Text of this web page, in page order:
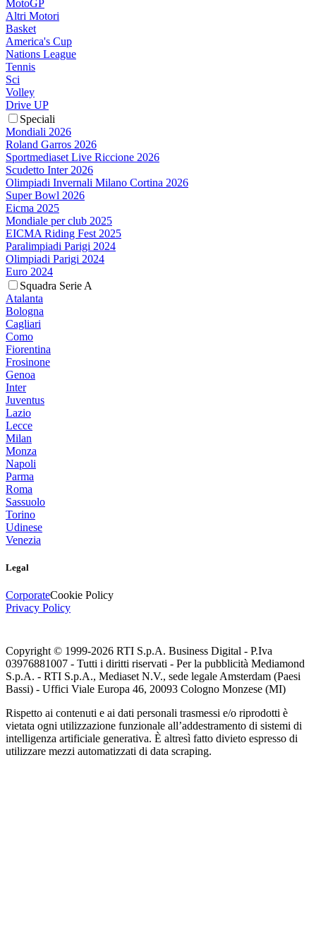
MotoGP
Altri Motori
Basket
America's Cup
Nations League
Tennis
Sci
Volley
Drive UP
Speciali
Mondiali 2026
Roland Garros 2026
Sportmediaset Live Riccione 2026
Scudetto Inter 2026
Olimpiadi Invernali Milano Cortina 2026
Super Bowl 2026
Eicma 2025
Mondiale per club 2025
EICMA Riding Fest 2025
Paralimpiadi Parigi 2024
Olimpiadi Parigi 2024
Euro 2024
Squadra Serie A
Atalanta
Bologna
Cagliari
Como
Fiorentina
Frosinone
Genoa
Inter
Juventus
Lazio
Lecce
Milan
Monza
Napoli
Parma
Roma
Sassuolo
Torino
Udinese
Venezia
Legal
CorporateCookie Policy
Privacy Policy
Copyright © 1999-2026 RTI S.p.A. Business Digital - P.Iva
03976881007 - Tutti i diritti riservati - Per la pubblicità Mediamond
S.p.A. - RTI S.p.A., Mediaset N.V., sede legale Amsterdam (Paesi
Bassi) - Uffici Viale Europa 46, 20093 Cologno Monzese (MI)
Rispetto ai contenuti e ai dati personali trasmessi e/o riprodotti è
vietata ogni utilizzazione funzionale all’addestramento di sistemi di
intelligenza artificiale generativa. È altresì fatto divieto espresso di
utilizzare mezzi automatizzati di data scraping.